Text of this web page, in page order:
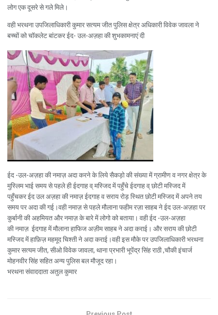
लोग एक दूसरे से गले मिले।
वही भरथना उपजिलाधिकारी कुमार सत्यम जीत पुलिस क्षेत्र अधिकारी विवेक जावला ने
बच्चों को चॉकलेट बांटकर ईद- उल-अज़हा की शुभकामनाएं दी
ईद -उल-अज़हा की नमाज़ अदा करने के लिये सैकड़ो की संख्या में ग्रामीण व नगर क्षेत्र के
मुस्लिम भाई समय से पहले ही ईदगाह व् मस्जिद में पहुँचे ईदगाह व् छोटी मस्जिद में
पहुँचकर ईद उल अज़हा की नमाज़ ईदगाह व सराय रोड़ स्थित छोटी मस्जिद में अपने तय
समय पर अदा की गई।वही नमाज़ से पहले मौलाना फहीम रज़ा साहब ने ईद उल-अज़हा पर
कुर्बानी की अहमियत और नमाज़ के बारे में लोगो को बताया। वही ईद -उल-अज़हा
की नमाज़ ईदगाह में मौलाना हाफिज अज़ीम साहब ने अदा कराई। और सराय की छोटी
मस्जिद में हाफ़िज़ महमूद चिश्ती ने अदा कराई।वही इस मौके पर उपजिलाधिकारी भरथना
कुमार सत्यम जीत, सीओ विवेक जावला, थाना प्रभारी भूपेंद्र सिंह राठी ,चौकी इंचार्ज
मोहनवीर सिंह सहित अन्य पुलिस बल मौजूद रहा।
भरथना संवाददाता अतुल कुमार